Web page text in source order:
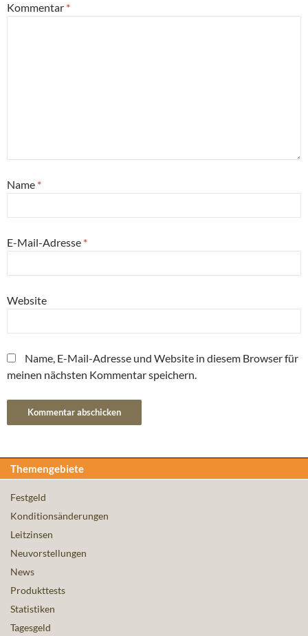
Kommentar *
Name *
E-Mail-Adresse *
Website
Name, E-Mail-Adresse und Website in diesem Browser für
meinen nächsten Kommentar speichern.
Themengebiete
Festgeld
Konditionsänderungen
Leitzinsen
Neuvorstellungen
News
Produkttests
Statistiken
Tagesgeld